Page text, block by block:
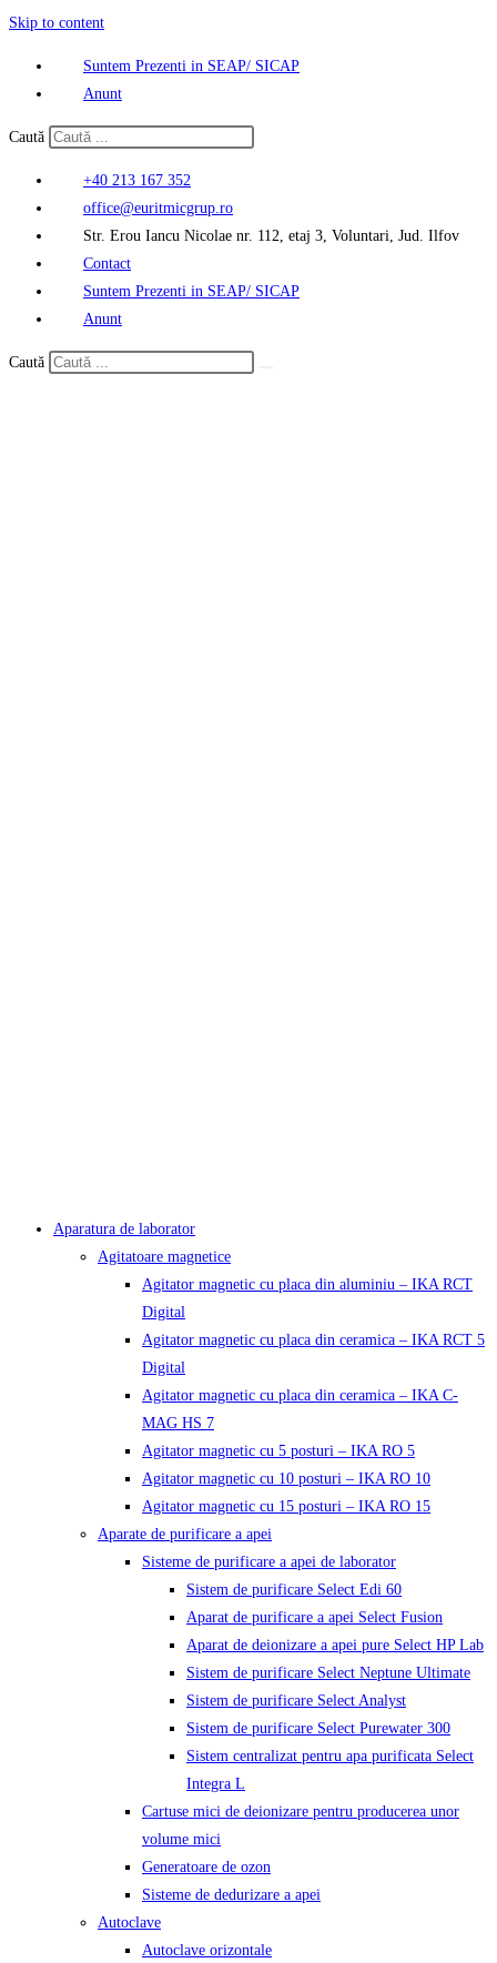
Skip to content
Suntem Prezenti in SEAP/ SICAP
Anunt
Caută
+40 213 167 352
office@euritmicgrup.ro
Str. Erou Iancu Nicolae nr. 112, etaj 3, Voluntari, Jud. Ilfov
Contact
Suntem Prezenti in SEAP/ SICAP
Anunt
Caută
Aparatura de laborator
Agitatoare magnetice
Agitator magnetic cu placa din aluminiu – IKA RCT
Digital
Agitator magnetic cu placa din ceramica – IKA RCT 5
Digital
Agitator magnetic cu placa din ceramica – IKA C-
MAG HS 7
Agitator magnetic cu 5 posturi – IKA RO 5
Agitator magnetic cu 10 posturi – IKA RO 10
Agitator magnetic cu 15 posturi – IKA RO 15
Aparate de purificare a apei
Sisteme de purificare a apei de laborator
Sistem de purificare Select Edi 60
Aparat de purificare a apei Select Fusion
Aparat de deionizare a apei pure Select HP Lab
Sistem de purificare Select Neptune Ultimate
Sistem de purificare Select Analyst
Sistem de purificare Select Purewater 300
Sistem centralizat pentru apa purificata Select
Integra L
Cartuse mici de deionizare pentru producerea unor
volume mici
Generatoare de ozon
Sisteme de dedurizare a apei
Autoclave
Autoclave orizontale